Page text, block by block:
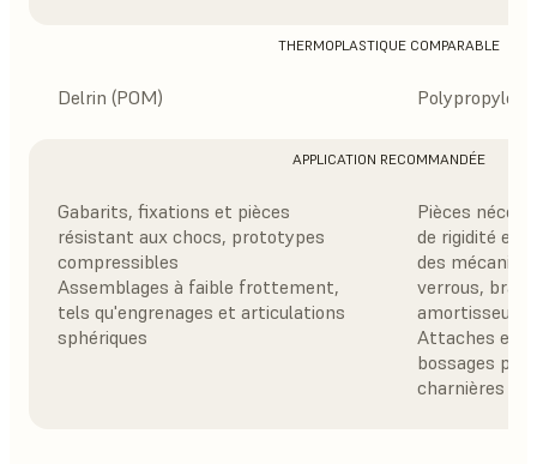
THERMOPLASTIQUE COMPARABLE
Delrin (POM) Polypropylène
APPLICATION RECOMMANDÉE
Gabarits, fixations et pièces
résistant aux chocs, prototypes
compressibles
Assemblages à faible frottement,
tels qu'engrenages et articulations
sphériques
Pièces
de rigidité et
des
verrous, bras
amortisseurs
Attaches et
bossages
charnières